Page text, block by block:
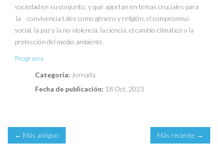
sociedad en su conjunto, y qué aportan en temas cruciales para
la convivencia tales como género y religión, el compromiso
social, la paz y la no violencia, la ciencia, el cambio climático y la
protección del medio ambiente.
Programa
Categoría: Jornada
Fecha de publicación: 18 Oct, 2023
← Más antiguo Más reciente →